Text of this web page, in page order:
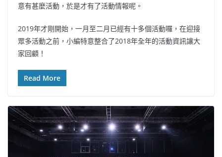
意有甚麼活動，於是才有了活動情報呢。
2019年才剛開始，一月至二月已經有十多個活動囉，在迎接
眾多活動之前，小編特意整合了2018年全年的活動資訊讓大
家回顧！
Read More